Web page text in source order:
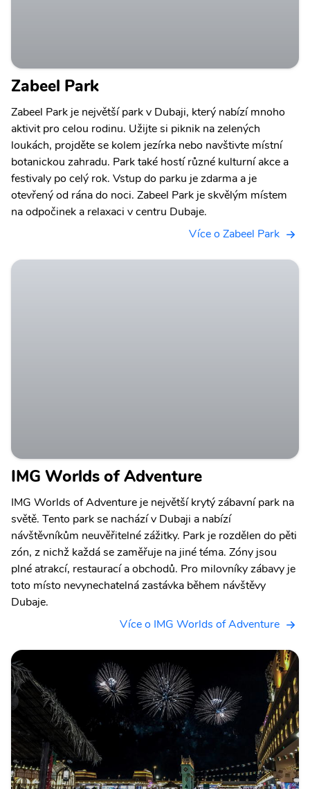
Zabeel Park
Zabeel Park je největší park v Dubaji, který nabízí mnoho
aktivit pro celou rodinu. Užijte si piknik na zelených
loukách, projděte se kolem jezírka nebo navštivte místní
botanickou zahradu. Park také hostí různé kulturní akce a
festivaly po celý rok. Vstup do parku je zdarma a je
otevřený od rána do noci. Zabeel Park je skvělým místem
na odpočinek a relaxaci v centru Dubaje.
Více o Zabeel Park
IMG Worlds of Adventure
IMG Worlds of Adventure je největší krytý zábavní park na
světě. Tento park se nachází v Dubaji a nabízí
návštěvníkům neuvěřitelné zážitky. Park je rozdělen do pěti
zón, z nichž každá se zaměřuje na jiné téma. Zóny jsou
plné atrakcí, restaurací a obchodů. Pro milovníky zábavy je
toto místo nevynechatelná zastávka během návštěvy
Dubaje.
Více o IMG Worlds of Adventure